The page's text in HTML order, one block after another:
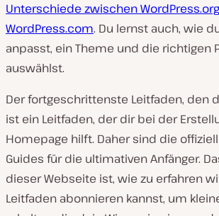
Unterschiede zwischen
WordPress.com. Du lernst auch, wie
anpasst, ein Theme und die richtigen
auswählst.
Der fortgeschrittenste Leitfaden, den
ist ein Leitfaden, der dir bei der
Homepage hilft. Daher sind die
Guides für die ultimativen Anfänger.
dieser Webseite ist, wie zu erfahren
Leitfaden abonnieren kannst, um